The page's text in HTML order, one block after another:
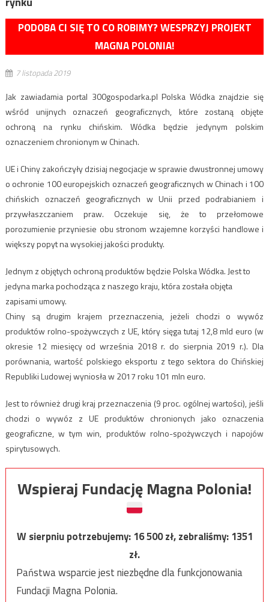
PODOBA CI SIĘ TO CO ROBIMY? WESPRZYJ PROJEKT
MAGNA POLONIA!
7 listopada 2019
Jak zawiadamia portal 300gospodarka.pl Polska Wódka znajdzie się
wśród unijnych oznaczeń geograficznych, które zostaną objęte
ochroną na rynku chińskim. Wódka będzie jedynym polskim
oznaczeniem chronionym w Chinach.
UE i Chiny zakończyły dzisiaj negocjacje w sprawie dwustronnej umowy
o ochronie 100 europejskich oznaczeń geograficznych w Chinach i 100
chińskich oznaczeń geograficznych w Unii przed podrabianiem i
przywłaszczaniem praw. Oczekuje się, że to przełomowe
porozumienie przyniesie obu stronom wzajemne korzyści handlowe i
większy popyt na wysokiej jakości produkty.
Jednym z objętych ochroną produktów będzie Polska Wódka. Jest to
jedyna marka pochodząca z naszego kraju, która została objęta
zapisami umowy.
Chiny są drugim krajem przeznaczenia, jeżeli chodzi o wywóz
produktów rolno-spożywczych z UE, który sięga tutaj 12,8 mld euro (w
okresie 12 miesięcy od września 2018 r. do sierpnia 2019 r.). Dla
porównania, wartość polskiego eksportu z tego sektora do Chińskiej
Republiki Ludowej wyniosła w 2017 roku 101 mln euro.
Jest to również drugikraj przeznaczenia (9 proc. ogólnej wartości), jeśli
chodzi o wywóz z UE produktów chronionych jako oznaczenia
geograficzne, w tym win, produktów rolno-spożywczych i napojów
spirytusowych.
Wspieraj Fundację Magna Polonia!
W sierpniu potrzebujemy:16 500zł, zebraliśmy:1351
zł.
Państwa wsparcie jest niezbędne dla funkcjonowania
Fundacji Magna Polonia.